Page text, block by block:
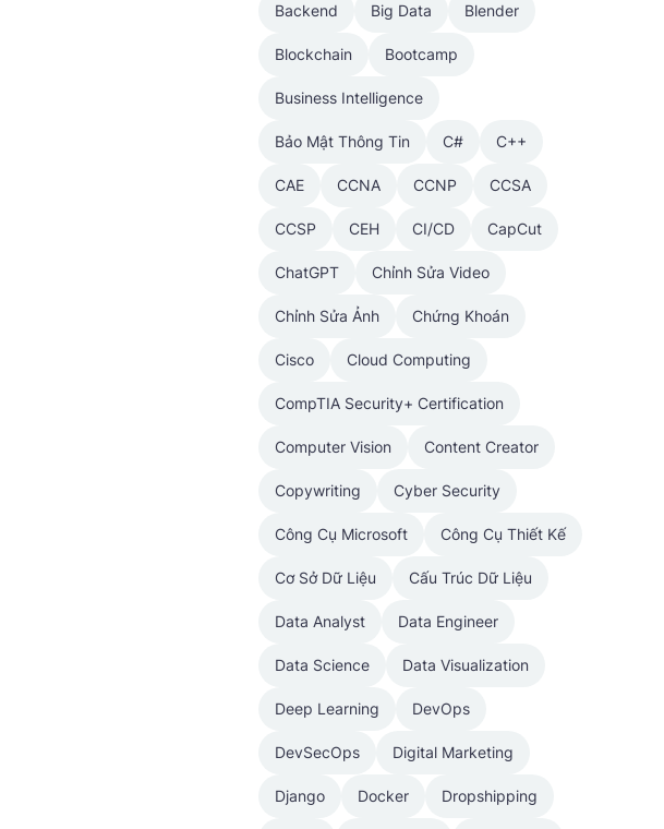
Backend Big Data Blender
Blockchain Bootcamp
Business Intelligence
Bảo Mật Thông Tin C# C++
CAE CCNA CCNP CCSA
CCSP CEH CI/CD CapCut
ChatGPT Chỉnh Sửa Video
Chỉnh Sửa Ảnh Chứng Khoán
Cisco Cloud Computing
CompTIA Security+ Certification
Computer Vision Content Creator
Copywriting Cyber Security
Công Cụ Microsoft Công Cụ Thiết Kế
Cơ Sở Dữ Liệu Cấu Trúc Dữ Liệu
Data Analyst Data Engineer
Data Science Data Visualization
Deep Learning DevOps
DevSecOps Digital Marketing
Django Docker Dropshipping